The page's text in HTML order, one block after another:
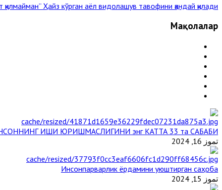
Ҳайз кўрган аёл видолашув тавофини қандай қилади? »
Мақолалар
ИШИ ЮРИШМАСЛИГИНИ энг КАТТА 33 та САБАБИ
تموز 16, 2024
Инсонпарварлик ёрдамини уюштирган саҳоба
تموز 15, 2024